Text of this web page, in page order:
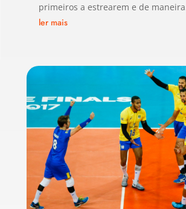
primeiros a estrearem e de
ler mais